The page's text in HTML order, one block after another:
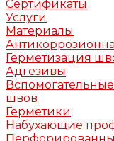
Сертификаты
Услуги
Материалы
Герметизация
Адгезивы
швов
Герметики
Набухающие